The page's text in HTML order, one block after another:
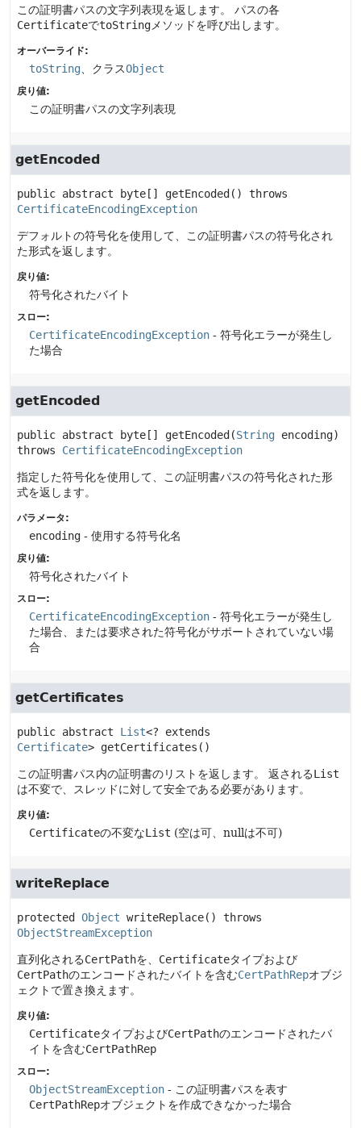
この証明書パスの文字列表現を返します。
パスの各
CertificateでtoString メソッドを呼び出します。
オーバーライド:
toString 、クラスObject
戻り値:
この証明書パスの文字列表現
getEncoded
public abstract byte[] getEncoded () throws
CertificateEncodingException
デフォルトの符号化を使用して、この証明書パスの符号化され
た形式を返します。
戻り値:
符号化されたバイト
スロー:
CertificateEncodingException - 符号化エラーが発生し
た場合
getEncoded
public abstract byte[] getEncoded (String encoding)
throws CertificateEncodingException
指定した符号化を使用して、この証明書パスの符号化された形
式を返します。
パラメータ:
encoding - 使用する符号化名
戻り値:
符号化されたバイト
スロー:
CertificateEncodingException - 符号化エラーが発生し
た場合、または要求された符号化がサポートされていない場
合
getCertificates
public abstract List
Certificate> getCertificates ()
この証明書パス内の証明書のリストを返します。 返されるList
は不変で、スレッドに対して安全である必要があります。
戻り値:
Certificateの不変なList (空は可、nullは不可)
writeReplace
protected Object writeReplace() throws
ObjectStreamException
直列化されるCertPathを、 Certificateタイプおよび
CertPathのエンコードされたバイトを含むCertPathRepオブジ
ェクトで置き換えます。
戻り値:
CertificateタイプおよびCertPathのエンコードされたバ
イトを含むCertPathRep
スロー:
ObjectStreamException - この証明書パスを表す
CertPathRepオブジェクトを作成できなかった場合